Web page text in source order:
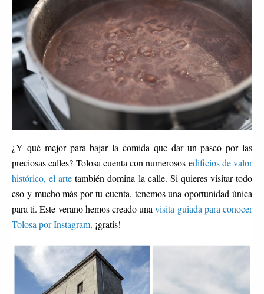
¿Y qué mejor para bajar la comida que dar un paseo por las
preciosas calles? Tolosa cuenta con numerosos edificios de valor
histórico, el artetambién domina la calle. Si quieres visitar todo
eso y mucho más por tu cuenta, tenemos una oportunidad única
para ti. Este verano hemos creado unavisita guiada para conocer
Tolosa por Instagram, ¡gratis!